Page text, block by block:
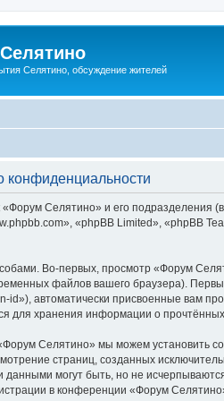
Селятино, обсуждение жителей
«Форум Селятино» и его
«phpBB Limited», «phpBB
Во-первых, просмотр «Форум
файлов вашего браузера).
автоматически присвоенные вам
для хранения информации о
Селятино» мы можем установить
страниц, созданных
могут быть, но не
в конференции «Форум